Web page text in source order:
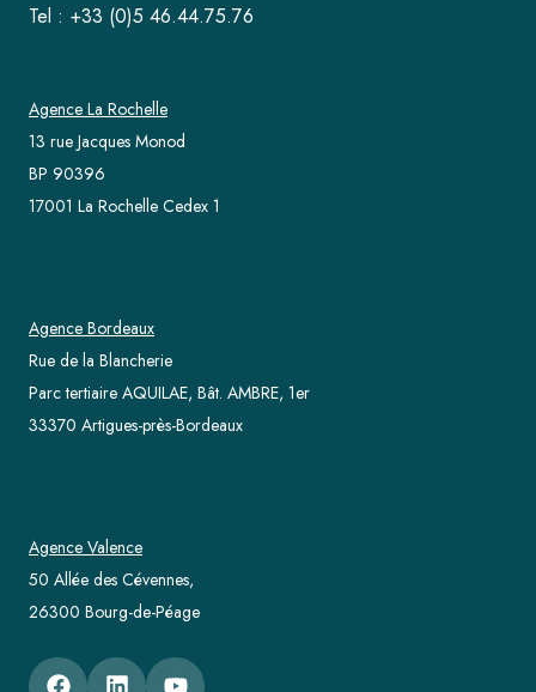
Tel : +33 (0)5 46.44.75.76
Agence La Rochelle
13 rue Jacques Monod
BP 90396
17001 La Rochelle Cedex 1
Agence Bordeaux
Rue de la Blancherie
Parc tertiaire AQUILAE, Bât. AMBRE, 1er
33370 Artigues-près-Bordeaux
Agence Valence
50 Allée des Cévennes,
26300 Bourg-de-Péage